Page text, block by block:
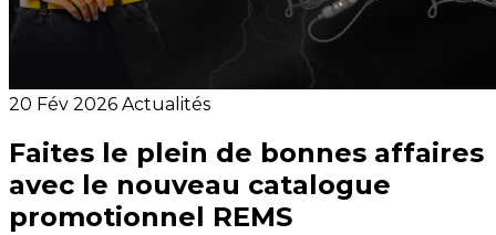
20 Fév 2026 Actualités
Faites le plein de bonnes affaires
avec le nouveau catalogue
promotionnel REMS